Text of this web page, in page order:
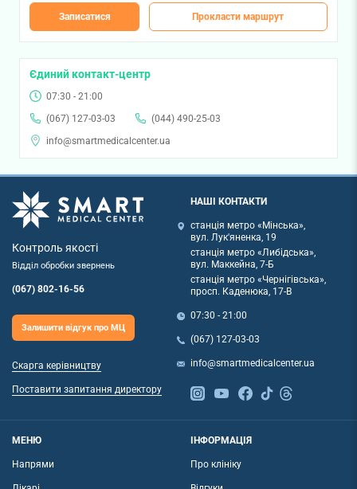
Записатися Прокласти маршрут
Єдиний контакт-центр
07:30 - 21:00
(067) 127-03-03
(044) 490-25-03
info@smartmedicalcenter.ua
Контроль якості
Відділ обробки звернень
(067) 802-16-56
Залишити відгук про МЦ
Скарга керівництву
Поставити запитання директору
НАШІ КОНТАКТИ
станція метро «Мінська»,
вул. Лук'яненка, 19
станція метро «Либідська»,
вул. Маккейна, 7-Б
станція метро «Чернігівська»,
просп. Каденюка, 17-В
07:30 - 21:00
(067) 127-03-03
info@smartmedicalcenter.ua
МЕНЮ
Напрями
ІНФОРМАЦІЯ
Про клініку